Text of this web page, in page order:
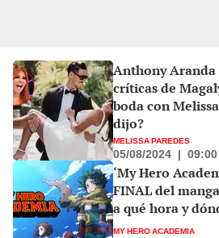
Anthony Aranda
críticas de
boda con
dijo?
MELISSA PAREDES
05/08/2024 | 09:00
‘My Hero
FINAL del
a qué hora y
MY HERO ACADEMIA